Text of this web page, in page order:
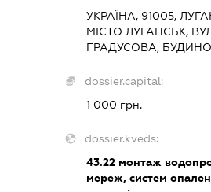
УКРАЇНА, 91005,
МІСТО ЛУГАНСЬК,
ГРАДУСОВА,
dossier.capital:
1 000 грн.
dossier.kveds:
43.22 монтаж
мереж, систем